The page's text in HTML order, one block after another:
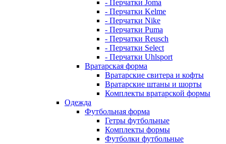
- Перчатки Joma
- Перчатки Kelme
- Перчатки Nike
- Перчатки Puma
- Перчатки Reusch
- Перчатки Select
- Перчатки Uhlsport
Вратарская форма
Вратарские свитера и кофты
Вратарские штаны и шорты
Комплекты вратарской формы
Одежда
Футбольная форма
Гетры футбольные
Комплекты формы
Футболки футбольные